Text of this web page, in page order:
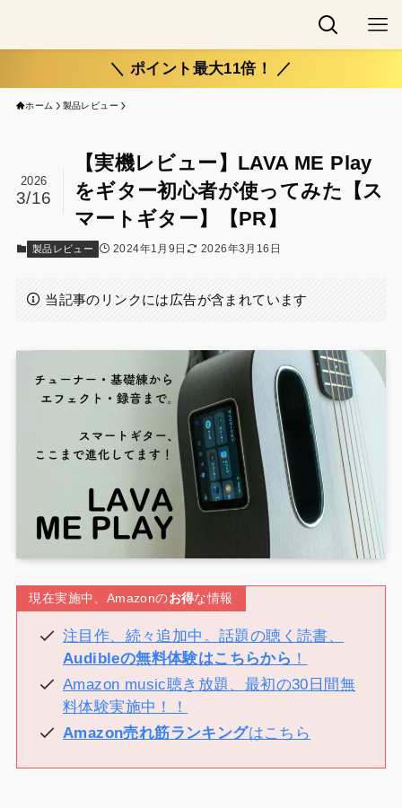
＼ ポイント最大11倍！ ／
ホーム 製品レビュー
【実機レビュー】LAVA ME Play
をギター初心者が使ってみた【ス
マートギター】【PR】
2026
3/16
製品レビュー 2024年1月9日 2026年3月16日
当記事のリンクには広告が含まれています
現在実施中、Amazonのお得な情報
注目作、続々追加中。話題の聴く読書、
Audibleの無料体験はこちらから ！
Amazon music聴き放題、最初の30日間無
料体験実施中！！
Amazon売れ筋ランキングはこちら